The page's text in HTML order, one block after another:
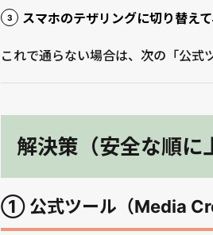
スマホのテザリングに切り替え
これで通らない場合は、次の「公式
解決策（安全な順に
① 公式ツール（Media